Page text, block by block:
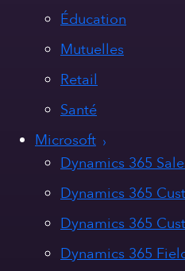
Éducation
Mutuelles
Retail
Santé
Microsoft
Dynamics 365
Dynamics 365
Dynamics 365
Dynamics 365